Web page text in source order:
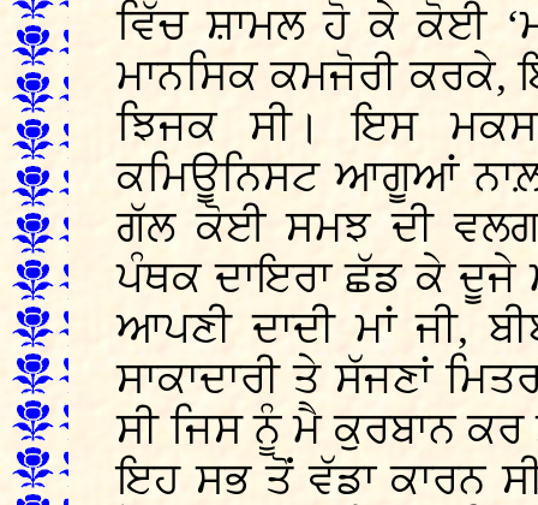
ਵਿੱਚ ਸ਼ਾਮਲ ਹੋ ਕੇ ਕੋਈ
ਮਾਨਸਿਕ ਕਮਜੋਰੀ ਕਰਕੇ,
ਝਿਜਕ ਸੀ। ਇਸ
ਕਮਿਊਨਿਸਟ ਆਗੂਆਂ ਨਾਲ਼
ਗੱਲ ਕੋਈ ਸਮਝ ਦੀ
ਪੰਥਕ ਦਾਇਰਾ ਛੱਡ ਕੇ ਦੂਜੇ
ਆਪਣੀ ਦਾਦੀ ਮਾਂ ਜੀ,
ਸਾਕਾਦਾਰੀ ਤੇ ਸੱਜਣਾਂ
ਸੀ ਜਿਸ ਨੂੰ ਮੈ ਕੁਰਬਾਨ
ਇਹ ਸਭ ਤੋਂ ਵੱਡਾ ਕਾਰਨ